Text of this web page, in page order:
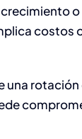
costos
una